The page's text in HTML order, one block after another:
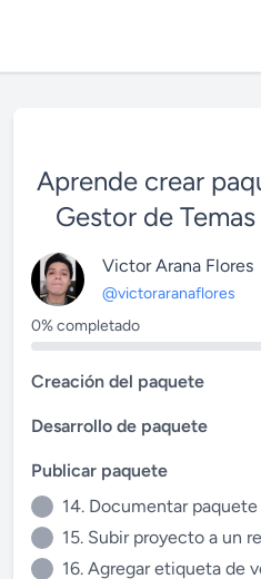
Aprende crear
Gestor de
Victor Arana Flores
@victoraranaflores
0% completado
Creación del paquete
Desarrollo de paquete
Publicar paquete
14. Documentar paquete
15. Subir proyecto a un
16. Agregar etiqueta de